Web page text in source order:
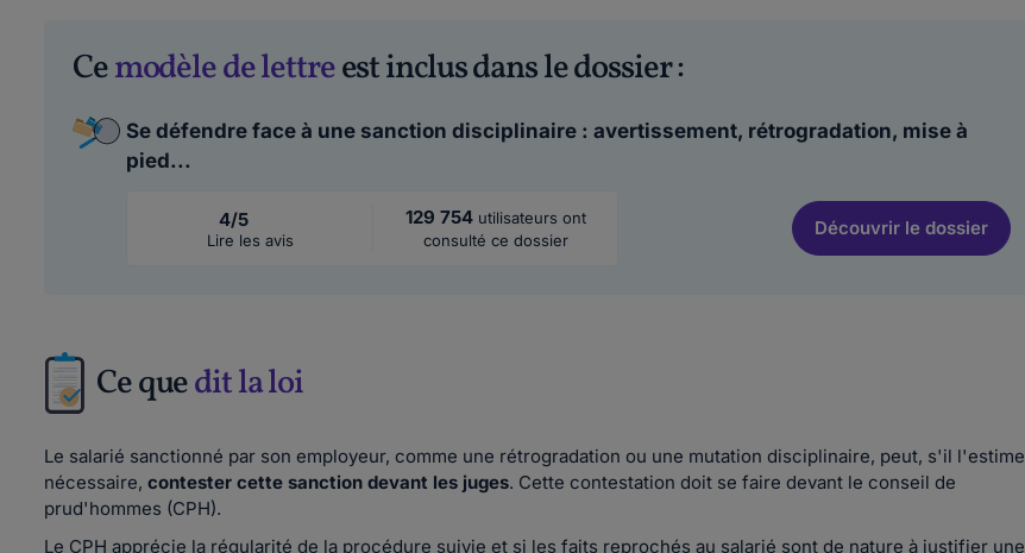
Cemodèle de lettreest inclus dans le dossier :
Se défendre face à une sanction disciplinaire : avertissement, rétrogradation, mise à
pied...
4/5
Lire les avis
129 754 utilisateurs ont
consulté ce dossier
Découvrirle dossier
Ce quedit la loi
Le salarié sanctionné par son employeur, comme une rétrogradation ou une mutation disciplinaire, peut, s'il l'estime
nécessaire, contester cette sanction devant les juges. Cette contestation doit se faire devant le conseil de
prud'hommes (CPH).
Le CPH apprécie la régularité de la procédure suivie et si les faits reprochés au salarié sont de nature à justifier une